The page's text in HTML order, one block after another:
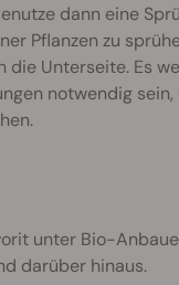
dann eine
Pflanzen zu
die Unterseite. Es
notwendig sein,
unter Bio-
darüber hinaus.